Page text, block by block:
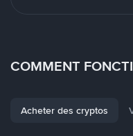
COMMENT
Acheter des cryptos